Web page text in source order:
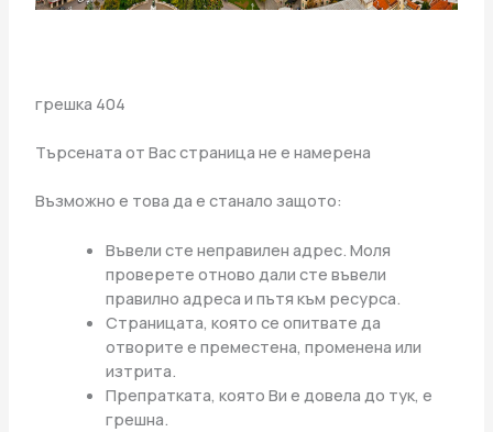
грешка 404
Търсената от Вас страница не е намерена
Възможно е това да е станало защото:
Въвели сте неправилен адрес. Моля
проверете отново дали сте въвели
правилно адреса и пътя към ресурса.
Страницата, която се опитвате да
отворите е преместена, променена или
изтрита.
Препратката, която Ви е довела до тук, е
грешна.